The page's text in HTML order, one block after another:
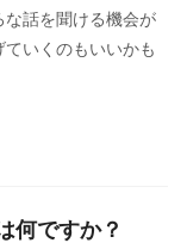
話を聞ける機会が
いくのもいいかも
何ですか？